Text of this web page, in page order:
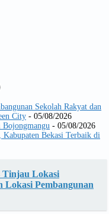
Sekolah Rakyat dan
City - 05/08/2026
- 05/08/2026
Bekasi Terbaik di
Tinjau Lokasi
Lokasi Pembangunan